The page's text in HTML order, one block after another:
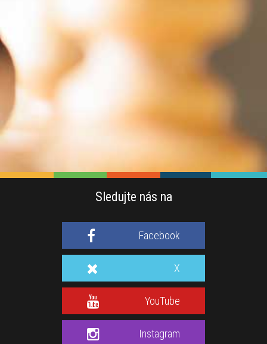
Sledujte nás na
Facebook
X
YouTube
Instagram